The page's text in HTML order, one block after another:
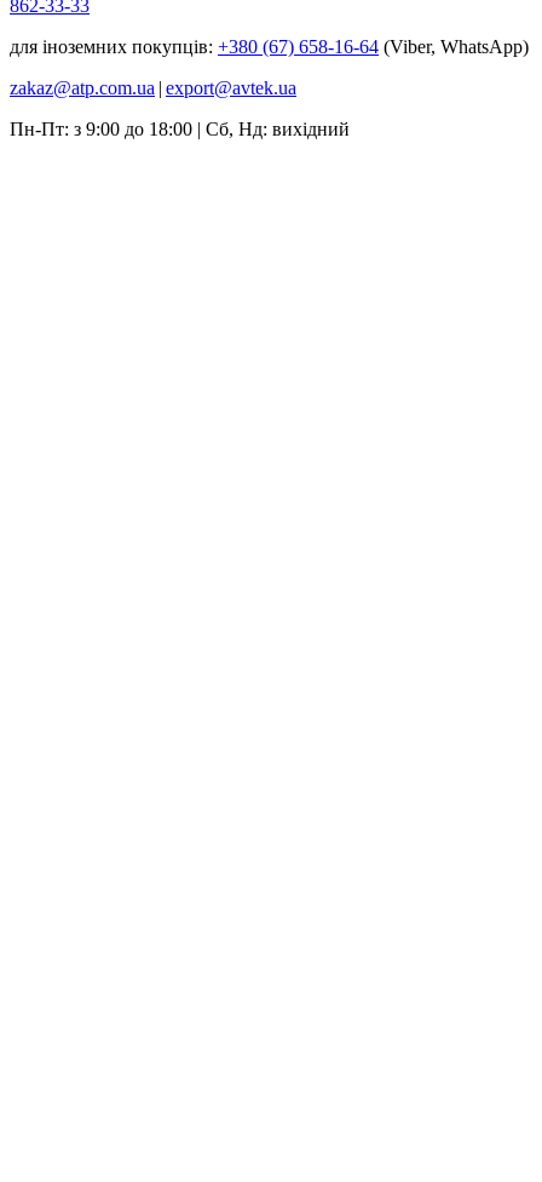
862-33-33
для іноземних покупців: +380 (67) 658-16-64 (Viber, WhatsApp)
zakaz@atp.com.ua | export@avtek.ua
Пн-Пт: з 9:00 до 18:00 | Сб, Нд: вихідний